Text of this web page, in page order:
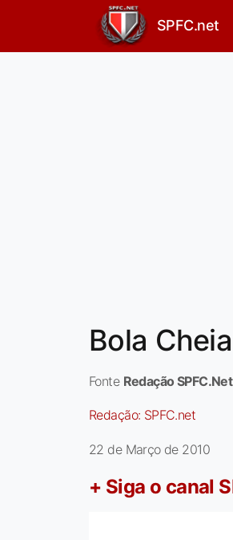
SPFC.net
Bola
Fonte Redação SPFC.Net
Redação: SPFC.net
22 de Março de 2010
+ Siga o canal